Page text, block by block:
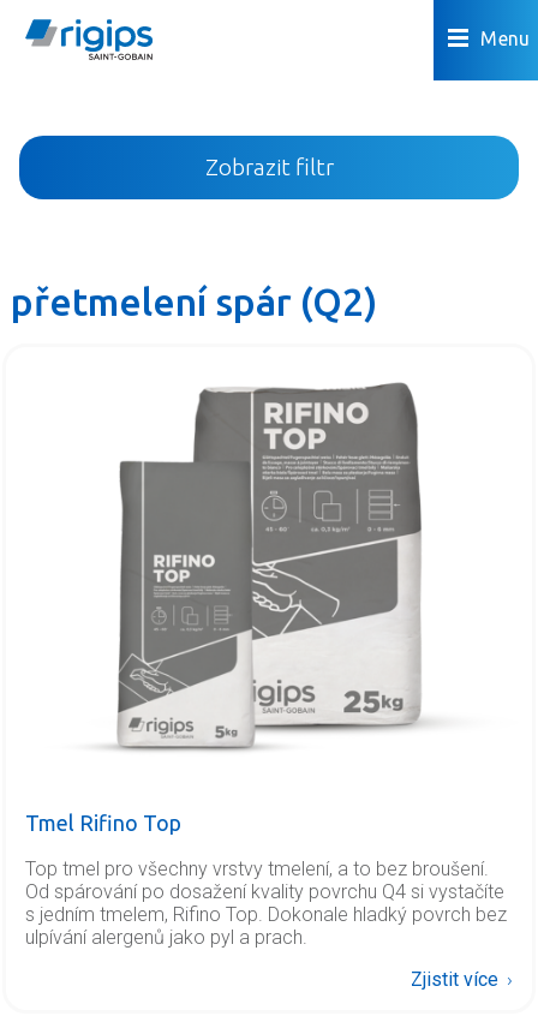
Menu
Zobrazit filtr
přetmelení spár (Q2)
Tmel Rifino Top
Top tmel pro všechny vrstvy tmelení, a to bez broušení.
Od spárování po dosažení kvality povrchu Q4 si vystačíte
s jedním tmelem, Rifino Top. Dokonale hladký povrch bez
ulpívání alergenů jako pyl a prach.
Zjistit více